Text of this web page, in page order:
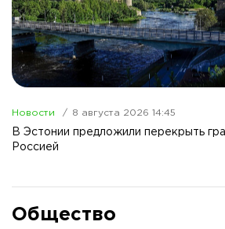
Новости 8 августа 2026 14:45
В Эстонии предложили перекрыть
Россией
Общество